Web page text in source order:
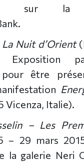
sur la
La Nuit d’Orient
Exposition
pour être
Vicenza, Italie).
– Les
– 29 mars
la galerie Neri